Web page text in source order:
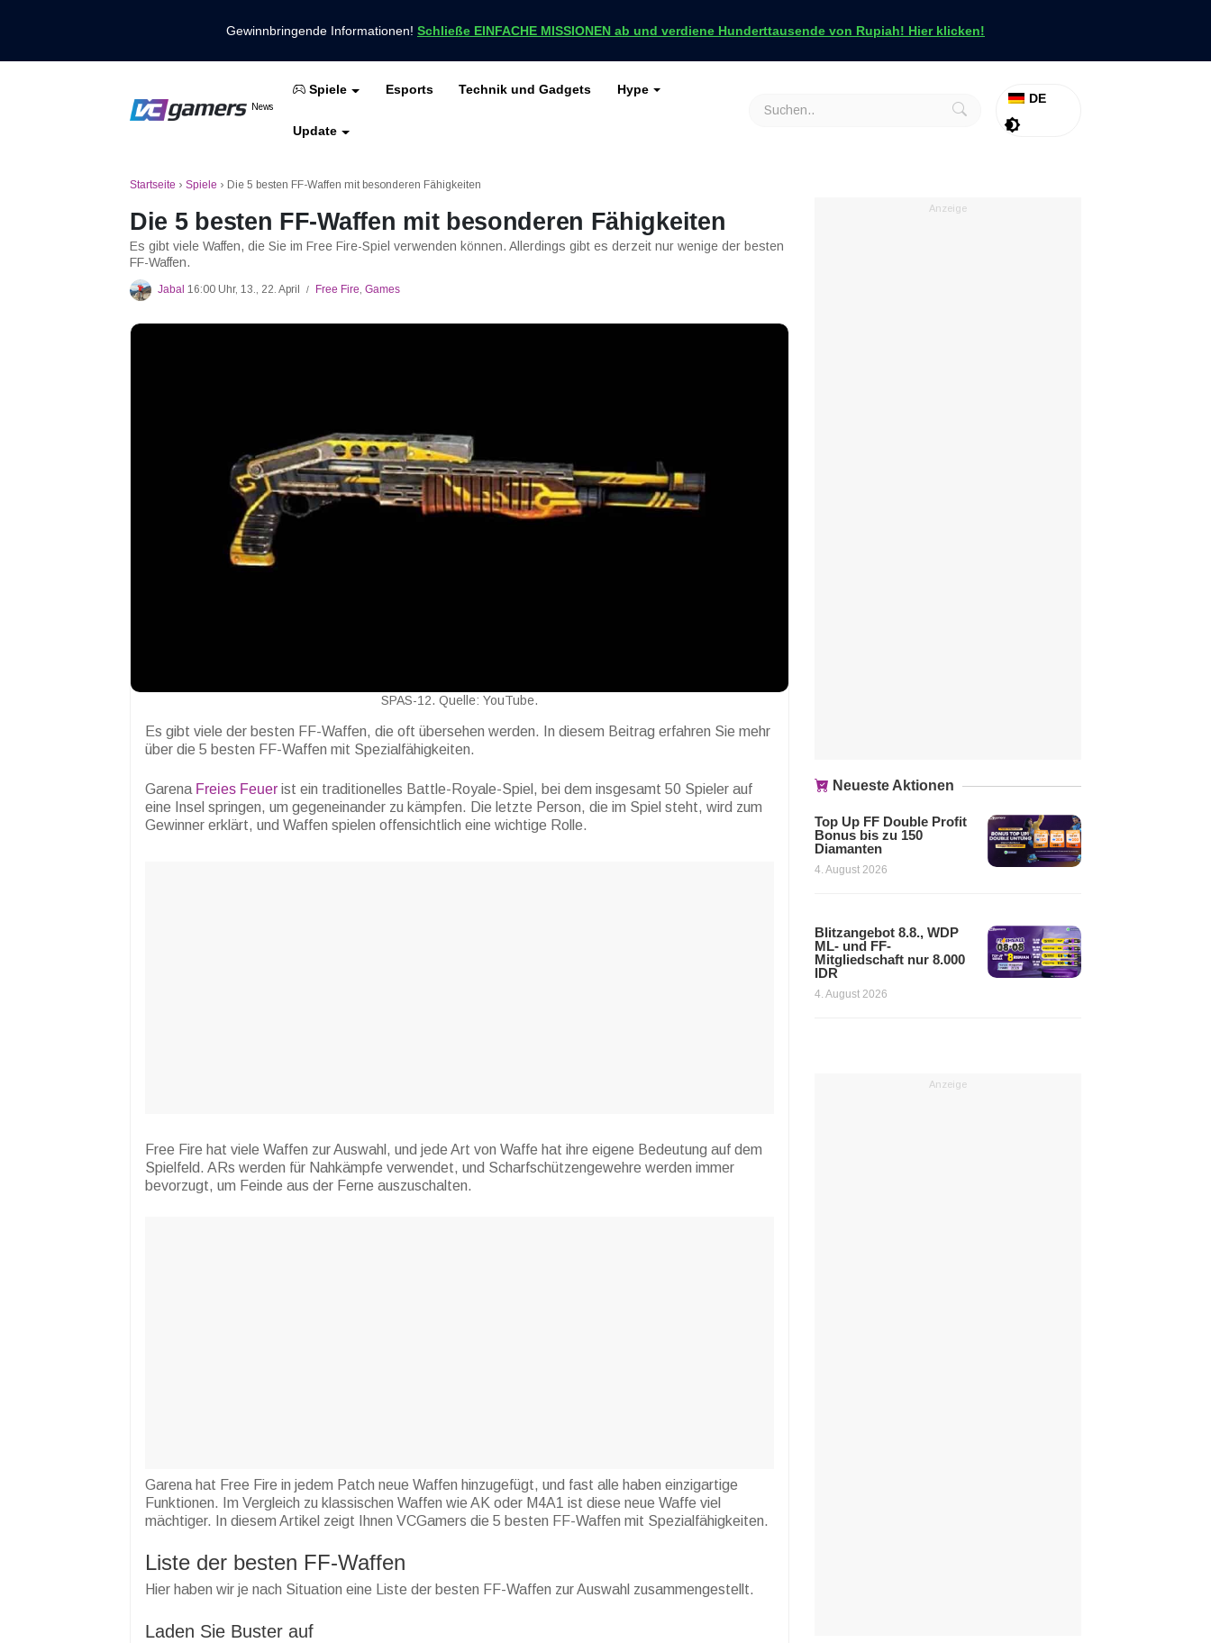
Gewinnbringende Informationen! Schließe EINFACHE MISSIONEN ab und verdiene Hunderttausende von Rupiah! Hier klicken!
VCGamers-Neuigkeiten
News
Holen Sie sich die neuesten Spielnachrichten nur bei VCGamers
Spiele Esports Technik und Gadgets Hype
Update
DE
Freies Feuer
Startseite › Spiele › Die 5 besten FF-Waffen mit besonderen Fähigkeiten
Die 5 besten FF-Waffen mit besonderen Fähigkeiten
Es gibt viele Waffen, die Sie im Free Fire-Spiel verwenden können. Allerdings gibt es derzeit nur wenige der besten
FF-Waffen.
Jabal 16:00 Uhr, 13., 22. April / Free Fire, Games
SPAS-12. Quelle: YouTube.
Es gibt viele der besten FF-Waffen, die oft übersehen werden. In diesem Beitrag erfahren Sie mehr
über die 5 besten FF-Waffen mit Spezialfähigkeiten.
Garena Freies Feuer ist ein traditionelles Battle-Royale-Spiel, bei dem insgesamt 50 Spieler auf
eine Insel springen, um gegeneinander zu kämpfen. Die letzte Person, die im Spiel steht, wird zum
Gewinner erklärt, und Waffen spielen offensichtlich eine wichtige Rolle.
Free Fire hat viele Waffen zur Auswahl, und jede Art von Waffe hat ihre eigene Bedeutung auf dem
Spielfeld. ARs werden für Nahkämpfe verwendet, und Scharfschützengewehre werden immer
bevorzugt, um Feinde aus der Ferne auszuschalten.
Garena hat Free Fire in jedem Patch neue Waffen hinzugefügt, und fast alle haben einzigartige
Funktionen. Im Vergleich zu klassischen Waffen wie AK oder M4A1 ist diese neue Waffe viel
mächtiger. In diesem Artikel zeigt Ihnen VCGamers die 5 besten FF-Waffen mit Spezialfähigkeiten.
Liste der besten FF-Waffen
Hier haben wir je nach Situation eine Liste der besten FF-Waffen zur Auswahl zusammengestellt.
Laden Sie Buster auf
Anzeige
Neueste Aktionen
Top Up FF Double Profit
Bonus bis zu 150
Diamanten
4. August 2026
Blitzangebot 8.8., WDP
ML- und FF-
Mitgliedschaft nur 8.000
IDR
4. August 2026
Anzeige